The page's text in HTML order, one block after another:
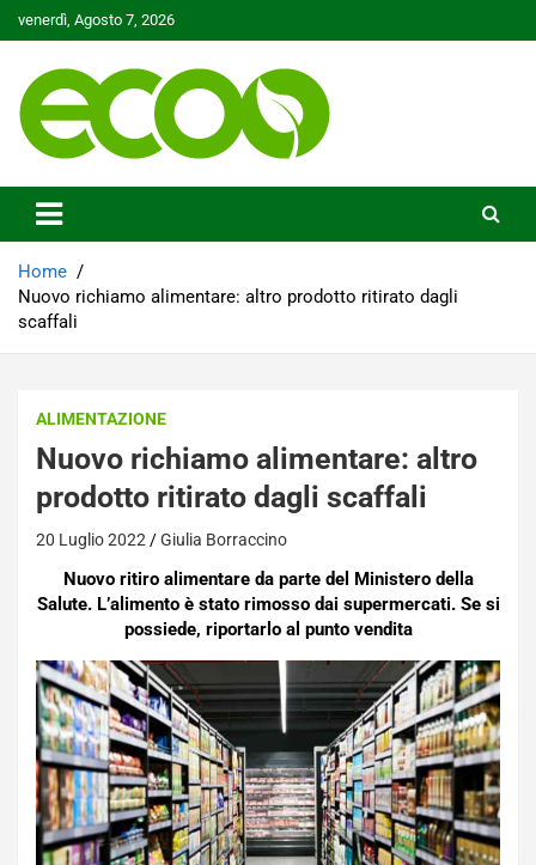
to
venerdì, Agosto 7, 2026
Ecoo.it
Home
Nuovo richiamo alimentare: altro prodotto ritirato dagli
scaffali
ALIMENTAZIONE
Nuovo richiamo alimentare: altro
prodotto ritirato dagli scaffali
20 Luglio 2022 Giulia Borraccino
Nuovo ritiro alimentare da parte del Ministero della
Salute. L’alimento è stato rimosso dai supermercati. Se si
possiede, riportarlo al punto vendita